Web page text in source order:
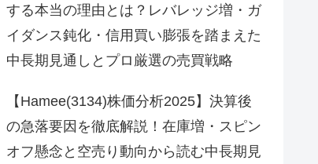
する本当の理由とは？レバレッジ増・ガ
イダンス鈍化・信用買い膨張を踏まえた
中長期見通しとプロ厳選の売買戦略
【Hamee(3134)株価分析2025】決算後
の急落要因を徹底解説！在庫増・スピン
オフ懸念と空売り動向から読む中長期見